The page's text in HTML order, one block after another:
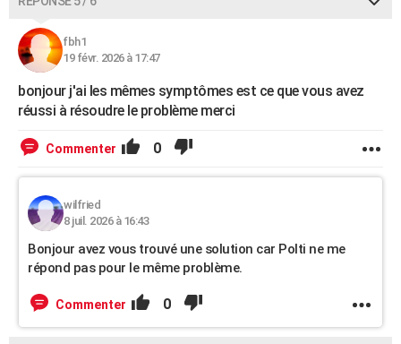
fbh1
19 févr. 2026 à 17:47
bonjour j'ai les mêmes symptômes est ce que vous avez
réussi à résoudre le problème merci
Commenter 0
wilfried
8 juil. 2026 à 16:43
Bonjour avez vous trouvé une solution car Polti ne me
répond pas pour le même problème.
Commenter 0